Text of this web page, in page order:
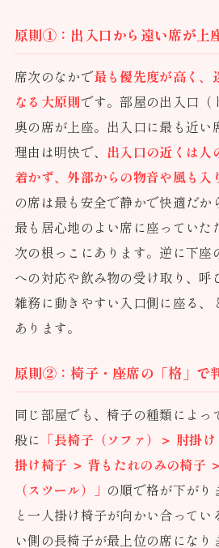
原則①：出入口から遠い席が上
席次のなかで最も優先度が高く、
なる大原則です。部屋の出入口（
奥の席が上座。出入口に最も近い
理由は明快で、 出入口の近くは人
着かず、外部からの物音や風も入
の席は最も安全で静かで快適だか
最も居心地のよい席に座ってい
次の根っこにあります。逆に下座
への対応や飲み物の受け取り、呼
雑務に動きやすい入口側に座る、
あります。
原則②：椅子・座席の「格」で
同じ部屋でも、椅子の種類によっ
般に 「長椅子（ソファ）＞ 肘掛
掛け椅子 ＞ 背もたれのみの椅子
（スツール）」 の順で格が下がり
と一人掛け椅子が向かい合って
い側の長椅子が最上位の席になり